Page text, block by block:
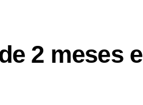
2 meses e